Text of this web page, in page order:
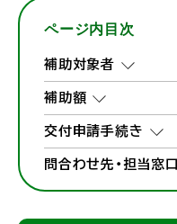
ページ内目次
補助対象者
補助額
交付申請手続き
問合わせ先・担当窓口